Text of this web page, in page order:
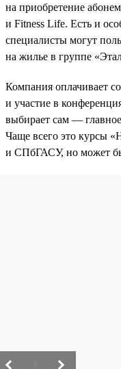
на приобретение
и Fitness Life. Есть и
специалисты могут
на жилье в группе
Компания оплачивает
и участие в
выбирает сам —
Чаще всего это курсы
и СПбГАСУ, но может